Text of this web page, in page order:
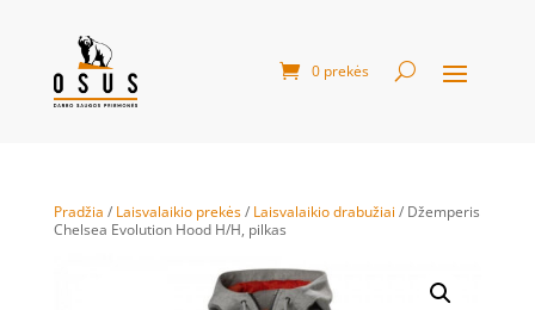
0 prekės
Pradžia / Laisvalaikio prekės/ Laisvalaikio drabužiai / Džemperis
Chelsea Evolution Hood H/H, pilkas